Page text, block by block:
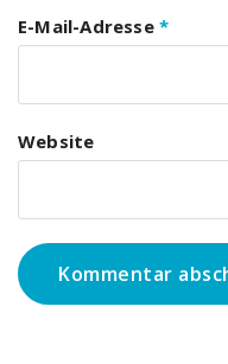
E-Mail-Adresse *
Website